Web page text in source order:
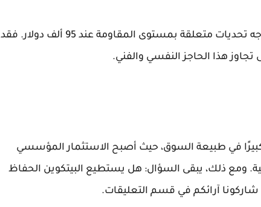
على الرغم من هذا الارتفاع الكبير، إلا أن البيتكوين يواجه تحديات متعلقة بمستوى المقاومة عند 95 ألف دولار. فقد
هذا الحاجز النفسي والفني.
إلى 95 ألف دولار تحولًا كبيرًا في طبيعة السوق، حيث أصبح الاستثمار المؤسسي
ومع ذلك، يبقى السؤال: هل يستطيع البيتكوين الحفاظ
شاركونا آرائكم في قسم التعليقات.